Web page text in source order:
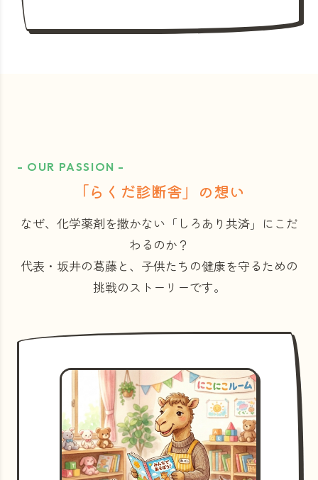
- OUR PASSION -
「らくだ診断舎」の想い
なぜ、化学薬剤を撒かない「しろあり共済」にこだ
わるのか？
代表・坂井の葛藤と、子供たちの健康を守るための
挑戦のストーリーです。